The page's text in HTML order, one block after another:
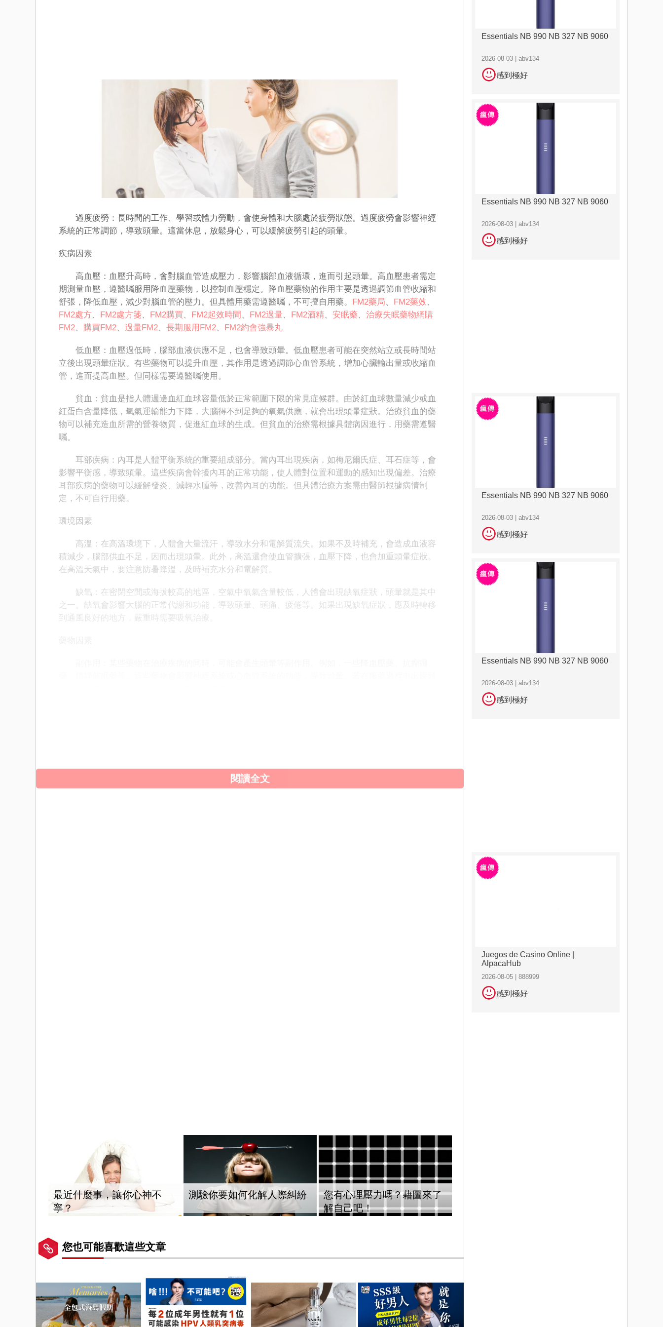
過度疲勞：長時間的工作、學習或體力勞動，會使身體和大腦處於疲勞狀態。過度疲勞會影響神經
系統的正常調節，導致頭暈。適當休息，放鬆身心，可以緩解疲勞引起的頭暈。
疾病因素
高血壓：血壓升高時，會對腦血管造成壓力，影響腦部血液循環，進而引起頭暈。高血壓患者需定
期測量血壓，遵醫囑服用降血壓藥物，以控制血壓穩定。降血壓藥物的作用主要是透過調節血管收縮和
舒張，降低血壓，減少對腦血管的壓力。但具體用藥需遵醫囑，不可擅自用藥。 FM2藥局、 FM2藥效、
FM2處方、 FM2處方箋、 FM2購買、 FM2起效時間 、 FM2過量、 FM2酒精、 安眠藥、 治療失眠藥物網購
FM2、 購買FM2、 過量FM2、 長期服用FM2、 FM2約會強暴丸
低血壓：血壓過低時，腦部血液供應不足，也會導致頭暈。低血壓患者可能在突然站立或長時間站
立後出現頭暈症狀。有些藥物可以提升血壓，其作用是透過調節心血管系統，增加心臟輸出量或收縮血
管，進而提高血壓。但同樣需要遵醫囑使用。
貧血：貧血是指人體​​週邊血紅血球容量低於正常範圍下限的常見症候群。由於紅血球數量減少或血
紅蛋白含量降低，氧氣運輸能力下降，大腦得不到足夠的氧氣供應，就會出現頭暈症狀。治療貧血的藥
物可以補充造血所需的營養物質，促進紅血球的生成。但貧血的治療需根據具體病因進行，用藥需遵醫
囑。
耳部疾病：內耳是人體平衡系統的重要組成部分。當內耳出現疾病，如梅尼爾氏症、耳石症等，會
影響平衡感，導致頭暈。這些疾病會幹擾內耳的正常功能，使人體對位置和運動的感知出現偏差。治療
耳部疾病的藥物可以緩解發炎、減輕水腫等，改善內耳的功能。但具體治療方案需由醫師根據病情制
定，不可自行用藥。
環境因素
高溫：在高溫環境下，人體會大量流汗，導致水分和電解質流失。如果不及時補充，會造成血液容
積減少，腦部供血不足，因而出現頭暈。此外，高溫還會使血管擴張，血壓下降，也會加重頭暈症狀。
在高溫天氣中，要注意防暑降溫，及時補充水分和電解質。
缺氧：在密閉空間或海拔較高的地區，空氣中氧氣含量較低，人體會出現缺氧症狀，頭暈就是其中
之一。缺氧會影響大腦的正常代謝和功能，導致頭暈、頭痛、疲倦等。如果出現缺氧症狀，應及時轉移
到通風良好的地方，嚴重時需要吸氧治療。
閱讀全文
最近什麼事，讓你心神不
寧？
測驗你要如何化解人際糾紛
您有心理壓力嗎？藉圖來了
解自己吧！
您也可能喜歡這些文章
Essentials NB 990 NB 327 NB 9060
2026-08-03 | abv134
感到極好
Essentials NB 990 NB 327 NB 9060
2026-08-03 | abv134
感到極好
Essentials NB 990 NB 327 NB 9060
2026-08-03 | abv134
感到極好
Essentials NB 990 NB 327 NB 9060
2026-08-03 | abv134
感到極好
Juegos de Casino Online |
AlpacaHub
2026-08-05 | 888999
感到極好